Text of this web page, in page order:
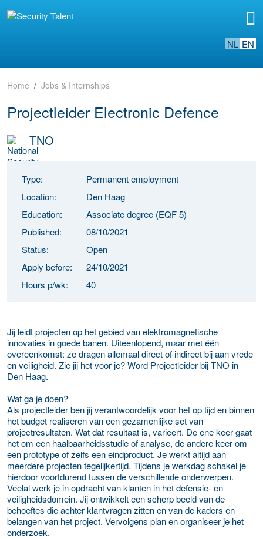
NL EN
Home Jobs & Internships
Projectleider Electronic Defence
TNO
Type:
Permanent employment
Location:
Den Haag
Education:
Associate degree (EQF 5)
Published:
08/10/2021
Status:
Open
Apply before:
24/10/2021
Hours p/wk:
40
Jij leidt projecten op het gebied van elektromagnetische
innovaties in goede banen. Uiteenlopend, maar met één
overeenkomst: ze dragen allemaal direct of indirect bij aan vrede
en veiligheid. Zie jij het voor je? Word Projectleider bij TNO in
Den Haag.
Wat ga je doen?
Als projectleider ben jij verantwoordelijk voor het op tijd en binnen
het budget realiseren van een gezamenlijke set van
projectresultaten. Wat dat resultaat is, varieert. De ene keer gaat
het om een haalbaarheidsstudie of analyse, de andere keer om
een prototype of zelfs een eindproduct. Je werkt altijd aan
meerdere projecten tegelijkertijd. Tijdens je werkdag schakel je
hierdoor voortdurend tussen de verschillende onderwerpen.
Veelal werk je in opdracht van klanten in het defensie- en
veiligheidsdomein. Jij ontwikkelt een scherp beeld van de
behoeftes die achter klantvragen zitten en van de kaders en
belangen van het project. Vervolgens plan en organiseer je het
onderzoek.